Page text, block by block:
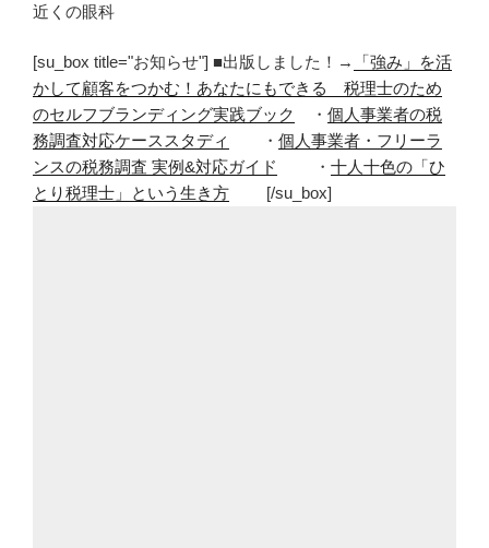
近くの眼科
[su_box title="お知らせ"] ■出版しました！→
「強み」を活
かして顧客をつかむ！あなたにもできる 税理士のため
のセルフブランディング実践ブック
・ 個人事業者の税
務調査対応ケーススタディ
・ 個人事業者・フリーラ
ンスの税務調査 実例&対応ガイド
・ 十人十色の「ひ
とり税理士」という生き方 [/su_box]